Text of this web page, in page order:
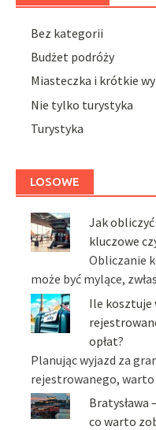
Bez kategorii
Budżet podróży
Miasteczka i krótkie
Nie tylko turystyka
Turystyka
LOSOWE
Jak
kluczowe
Obliczanie
może być mylące,
Ile kosztuje
opłat?
Planując wyjazd za
rejestrowanego,
co warto